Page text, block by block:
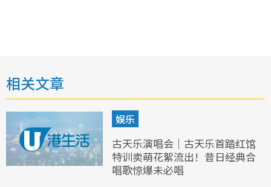
相关文章
娱乐
古天乐演唱会｜古天乐首踏红馆
特训卖萌花絮流出！昔日经典合
唱歌惊爆未必唱